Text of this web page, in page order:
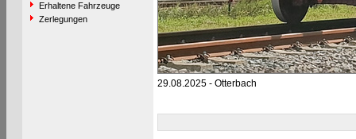
Erhaltene Fahrzeuge
Zerlegungen
29.08.2025 - Otterbach